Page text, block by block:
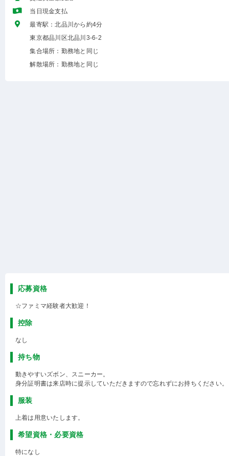
当日現金支払
最寄駅：北品川から約4分
東京都品川区北品川3-6-2
集合場所：勤務地と同じ
解散場所：勤務地と同じ
応募資格
☆ファミマ経験者大歓迎！
控除
なし
持ち物
動きやすいズボン、スニーカー。
身分証明書は来店時に提示していただきますので忘れずにお持ちください。
服装
上着は用意いたします。
希望資格・必要資格
特になし